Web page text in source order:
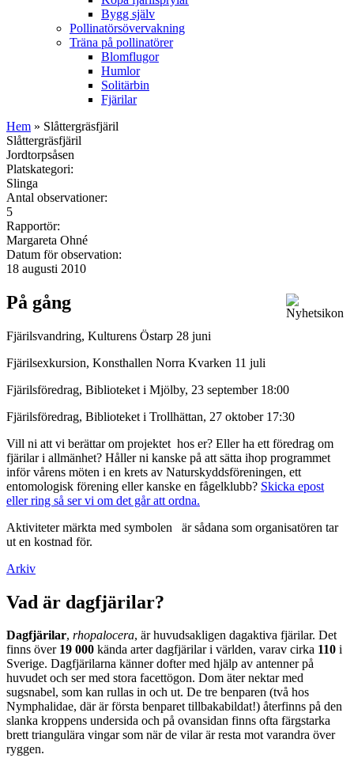
Bygg själv
Pollinatörsövervakning
Träna på pollinatörer
Blomflugor
Humlor
Solitärbin
Fjärilar
Hem » Slåttergräsfjäril
Slåttergräsfjäril
Jordtorpsåsen
Platskategori:
Slinga
Antal observationer:
5
Rapportör:
Margareta Ohné
Datum för observation:
18 augusti 2010
På gång
Fjärilsvandring, Kulturens Östarp 28 juni
Fjärilsexkursion, Konsthallen Norra Kvarken 11 juli
Fjärilsföredrag, Biblioteket i Mjölby, 23 september 18:00
Fjärilsföredrag, Biblioteket i Trollhättan, 27 oktober 17:30
Vill ni att vi berättar om projektet hos er? Eller ha ett föredrag om
fjärilar i allmänhet? Håller ni kanske på att sätta ihop programmet
inför vårens möten i en krets av Naturskyddsföreningen, ett
entomologisk förening eller kanske en fågelklubb? Skicka epost
eller ring så ser vi om det går att ordna.
Aktiviteter märkta med symbolen
är sådana som organisatören tar
ut en kostnad för.
Arkiv
Vad är dagfjärilar?
Dagfjärilar, rhopalocera, är huvudsakligen dagaktiva fjärilar. Det
finns över 19 000 kända arter dagfjärilar i världen, varav cirka 110 i
Sverige. Dagfjärilarna känner dofter med hjälp av antenner på
huvudet och ser med stora facettögon. Dom äter nektar med
sugsnabel, som kan rullas in och ut. De tre benparen (två hos
Nymphalidae, där är första benparet tillbakabildat!) återfinns på den
slanka kroppens undersida och på ovansidan finns ofta färgstarka
brett triangulära vingar som när de vilar är resta mot varandra över
ryggen.